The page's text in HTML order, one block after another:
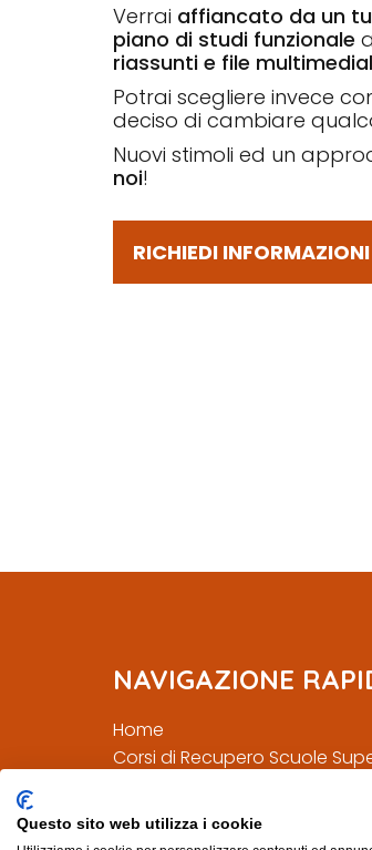
Verrai affiancato da un
piano di studi funzionale
riassunti e file
Potrai scegliere invece
deciso di cambiare
Nuovi stimoli ed un
noi!
RICHIEDI
NAVIGAZIONE
Home
Corsi di Recupero Scuole
Questo sito web utilizza i cookie